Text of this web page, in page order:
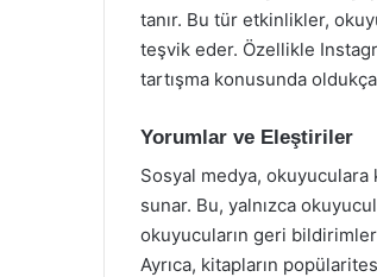
tanır. Bu tür etkinlikler,
teşvik eder. Özellikle
tartışma konusunda
Yorumlar ve Eleştiriler
Sosyal medya, okuyuculara
sunar. Bu, yalnızca
okuyucuların geri
Ayrıca, kitapların